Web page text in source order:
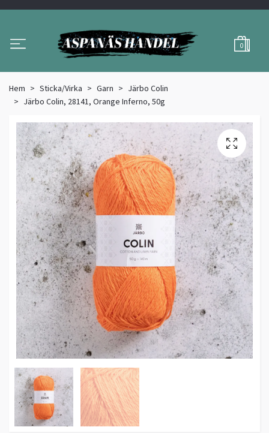
0
Hem Sticka/Virka Garn
Järbo Colin
Järbo Colin, 28141, Orange Inferno, 50g